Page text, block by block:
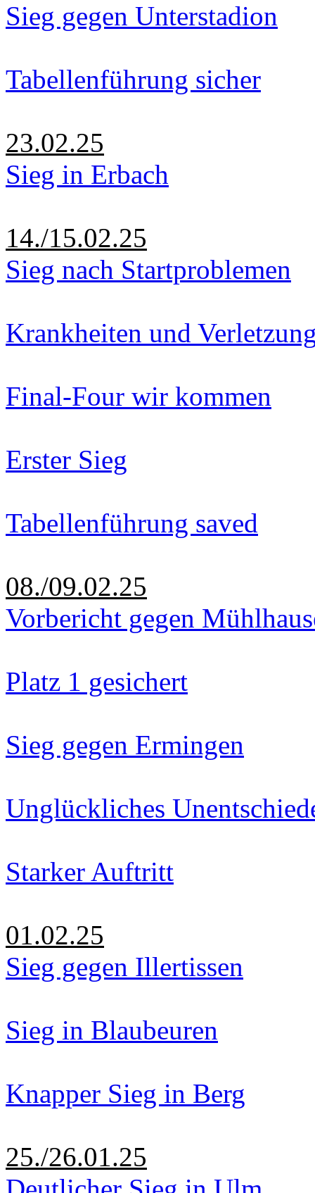
Sieg gegen Unterstadion
Tabellenführung sicher
23.02.25
Sieg in Erbach
14./15.02.25
Sieg nach Startproblemen
Krankheiten und
Final-Four wir kommen
Erster Sieg
Tabellenführung saved
08./09.02.25
Vorbericht gegen
Platz 1 gesichert
Sieg gegen Ermingen
Unglückliches
Starker Auftritt
01.02.25
Sieg gegen Illertissen
Sieg in Blaubeuren
Knapper Sieg in Berg
25./26.01.25